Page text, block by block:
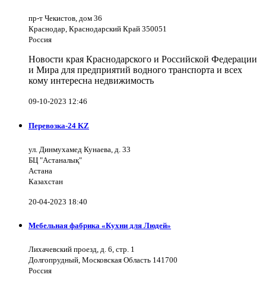
пр-т Чекистов, дом 36
Краснодар, Краснодарский Край 350051
Россия
Новости края Краснодарского и Российской Федерации
и Мира для предприятий водного транспорта и всех
кому интересна недвижимость
09-10-2023 12:46
Перевозка-24 KZ
ул. Динмухамед Кунаева, д. 33
БЦ "Астаналық"
Астана
Казахстан
20-04-2023 18:40
Мебельная фабрика «Кухни для Людей»
Лихачевский проезд, д. 6, стр. 1
Долгопрудный, Московская Область 141700
Россия